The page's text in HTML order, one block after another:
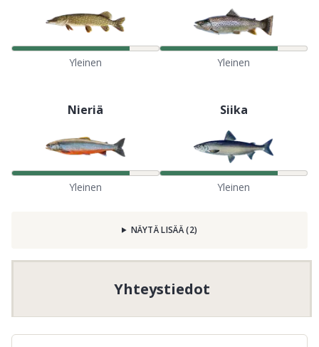
Yleinen Yleinen
Nieriä
Yleinen
Siika
Yleinen
NÄYTÄ LISÄÄ(2)
Yhteystiedot